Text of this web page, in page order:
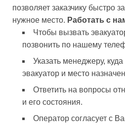
позволяет заказчику быстро
нужное место. Работать с
Чтобы вызвать
позвонить по нашему
Указать менеджеру,
эвакуатор и место
Ответить на вопросы
и его состояния.
Оператор согласует с